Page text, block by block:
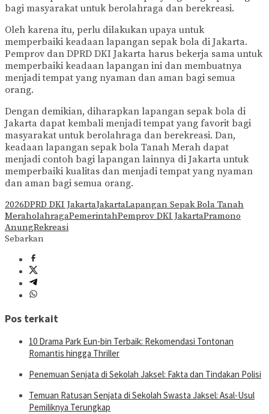
bagi masyarakat untuk berolahraga dan berekreasi.
Oleh karena itu, perlu dilakukan upaya untuk
memperbaiki keadaan lapangan sepak bola di Jakarta.
Pemprov dan DPRD DKI Jakarta harus bekerja sama untuk
memperbaiki keadaan lapangan ini dan membuatnya
menjadi tempat yang nyaman dan aman bagi semua
orang.
Dengan demikian, diharapkan lapangan sepak bola di
Jakarta dapat kembali menjadi tempat yang favorit bagi
masyarakat untuk berolahraga dan berekreasi. Dan,
keadaan lapangan sepak bola Tanah Merah dapat
menjadi contoh bagi lapangan lainnya di Jakarta untuk
memperbaiki kualitas dan menjadi tempat yang nyaman
dan aman bagi semua orang.
2026DPRD DKI JakartaJakartaLapangan Sepak Bola Tanah
MeraholahragaPemerintahPemprov DKI JakartaPramono
AnungRekreasi
Sebarkan
Pos terkait
10 Drama Park Eun-bin Terbaik: Rekomendasi Tontonan
Romantis hingga Thriller
Penemuan Senjata di Sekolah Jaksel: Fakta dan Tindakan Polisi
Temuan Ratusan Senjata di Sekolah Swasta Jaksel: Asal-Usul
Pemiliknya Terungkap